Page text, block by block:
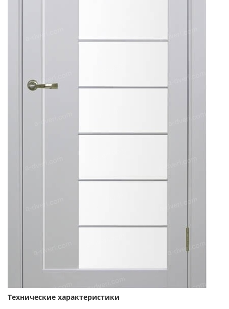
Технические характеристики